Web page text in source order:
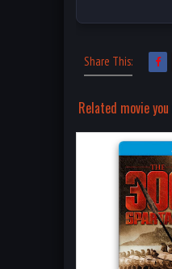
Share This:
Related movie